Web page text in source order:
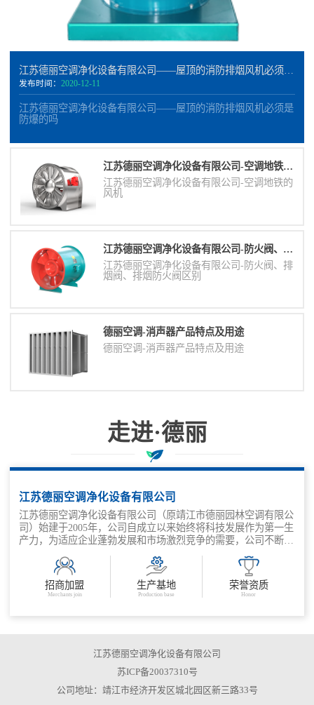
江苏德丽空调净化设备有限公司——屋顶的消防排烟风机必须是防爆的吗
发布时间： 2020-12-11
江苏德丽空调净化设备有限公司——屋顶的消防排烟风机必须是
防爆的吗
江苏德丽空调净化设备有限公司-空调地铁的风机
江苏德丽空调净化设备有限公司-空调地铁的
风机
江苏德丽空调净化设备有限公司-防火阀、排烟阀、排烟防火阀区别
江苏德丽空调净化设备有限公司-防火阀、排
烟阀、排烟防火阀区别
德丽空调-消声器​产品特点及用途
德丽空调-消声器​产品特点及用途
走进·德丽
科技兴企、质量取胜、管理增效
江苏德丽空调净化设备有限公司
江苏德丽空调净化设备有限公司（原靖江市德丽园林空调有限公
司）始建于2005年，公司自成立以来始终将科技发展作为第一生
产力，为适应企业蓬勃发展和市场激烈竞争的需要，公司不断深
取胜、管理增效的发展之路。公司主要产品有：金属外壳消声
器、结构片式消声器、管道式消声器、组合风阀、风量调节阀、
余压阀、各类防火阀等。
招商加盟
Merchants join
生产基地
Production base
荣誉资质
Honor
江苏德丽空调净化设备有限公司
苏ICP备20037310号
公司地址：靖江市经济开发区城北园区新三路33号